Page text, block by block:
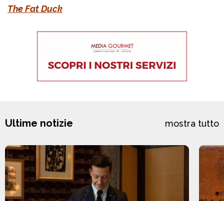
The Fat Duck
Ultime notizie mostra tutto